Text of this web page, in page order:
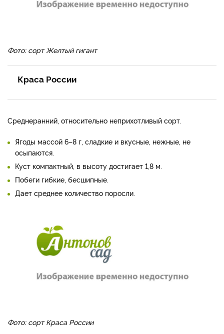
Фото: сорт Желтый гигант
Краса России
Среднеранний, относительно неприхотливый сорт.
Ягоды массой 6–8 г, сладкие и вкусные, нежные, не
осыпаются.
Куст компактный, в высоту достигает 1,8 м.
Побеги гибкие, бесшипные.
Дает среднее количество поросли.
Фото: сорт Краса России